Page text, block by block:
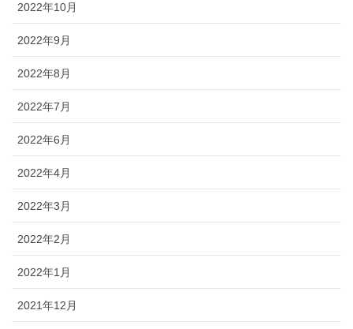
2022年10月
2022年9月
2022年8月
2022年7月
2022年6月
2022年4月
2022年3月
2022年2月
2022年1月
2021年12月